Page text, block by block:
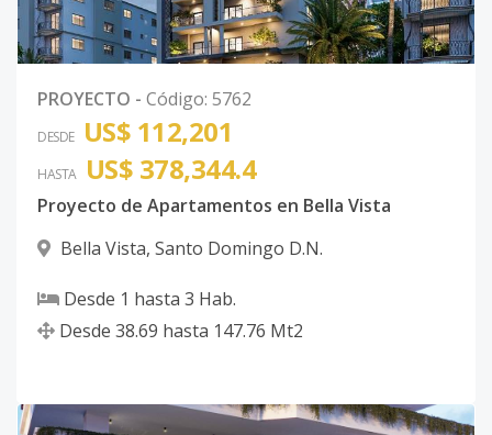
PROYECTO - Código: 5762
DESDE US$ 112,201
HASTA US$ 378,344.4
Proyecto de Apartamentos en Bella Vista
Bella Vista, Santo Domingo D.N.
Desde 1 hasta 3 Hab.
Desde 38.69 hasta 147.76 Mt2